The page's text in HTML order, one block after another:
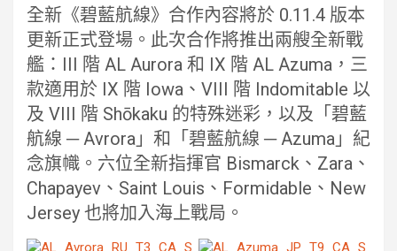
全新《碧藍航線》合作內容將於 0.11.4 版本
更新正式登場。此次合作將推出兩艘全新戰
艦：III 階 AL Aurora 和 IX 階 AL Azuma，三
款適用於 IX 階 Iowa、VIII 階 Indomitable 以
及 VIII 階 Shōkaku 的特殊迷彩，以及「碧藍
航線 ─ Avrora」和「碧藍航線 ─ Azuma」紀
念旗幟。六位全新指揮官 Bismarck、Zara、
Chapayev、Saint Louis、Formidable、New
Jersey 也將加入海上戰局。